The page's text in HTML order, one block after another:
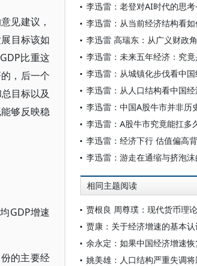
见建议，
目标该如
比重这
，后一个
目标以及
够反映稳
GDP增速
的主要经
李迅雷：从当前经济结构看
李迅雷：从人口结构看中国
李迅雷：中国A股牛市并非历
李迅雷：A股牛市究竟能扛多
李迅雷：游走在通缩与挤泡
相同主题阅读
贾康：关于经济增速的基本